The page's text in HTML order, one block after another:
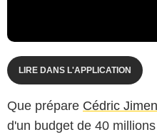
LIRE DANS L'APPLICATION
Que prépare Cédric
d'un budget de 40